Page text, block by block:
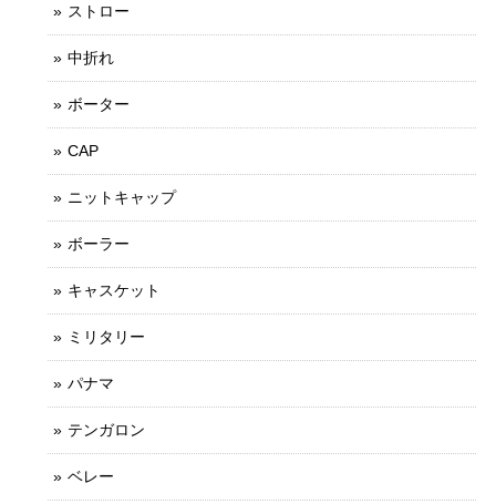
ストロー
中折れ
ボーター
CAP
ニットキャップ
ボーラー
キャスケット
ミリタリー
パナマ
テンガロン
ベレー